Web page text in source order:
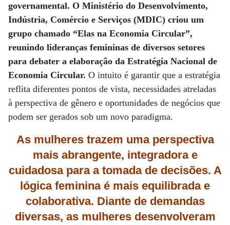
governamental. O Ministério do Desenvolvimento,
Indústria, Comércio e Serviços (MDIC) criou um
grupo chamado “Elas na Economia Circular”,
reunindo lideranças femininas de diversos setores
para debater a elaboração da Estratégia Nacional de
Economia Circular. O intuito é garantir que a estratégia
reflita diferentes pontos de vista, necessidades atreladas
à perspectiva de gênero e oportunidades de negócios que
podem ser gerados sob um novo paradigma.
As mulheres trazem uma perspectiva
mais abrangente, integradora e
cuidadosa para a tomada de decisões. A
lógica feminina é mais equilibrada e
colaborativa. Diante de demandas
diversas, as mulheres desenvolveram